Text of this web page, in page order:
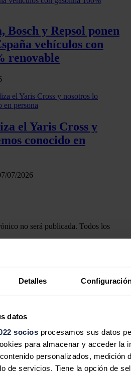
Detalles
datos
sociosprocesamos sus datos
para almacenar y acceder la
personalizados, medición
de servicios. Tiene la opción de
Bosch y Repsol ponen
vehículos con
renovable
el Yaris Cross y
conocido en
07/2026
no será publicada. Todos los
por reCAPTCHA y la
Política de